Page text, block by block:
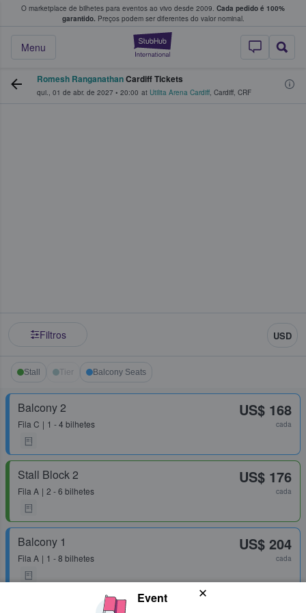
O marketplace de bilhetes para eventos ao vivo desde 2009. Cada pedido é 100%
garantido. Preços podem ser diferentes do valor nominal.
StubHub – onde
Menu
fãs compram e vendem bilhetes
Romesh RanganathanCardiff Tickets
qui., 01 de abr. de 2027 • 20:00 at Utilita Arena Cardiff, Cardiff, CRF
Filtros USD
Stall Tier Balcony Seats
Balcony 2
Fila C 1 - 4 bilhetes
US$ 168
cada
Stall Block 2
Fila A 2 - 6 bilhetes
US$ 176
cada
Balcony 1
Fila A 1 - 8 bilhetes
US$ 204
cada
Event